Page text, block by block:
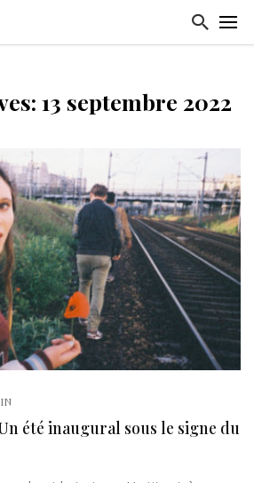
13 septembre 2022
été inaugural sous le signe du